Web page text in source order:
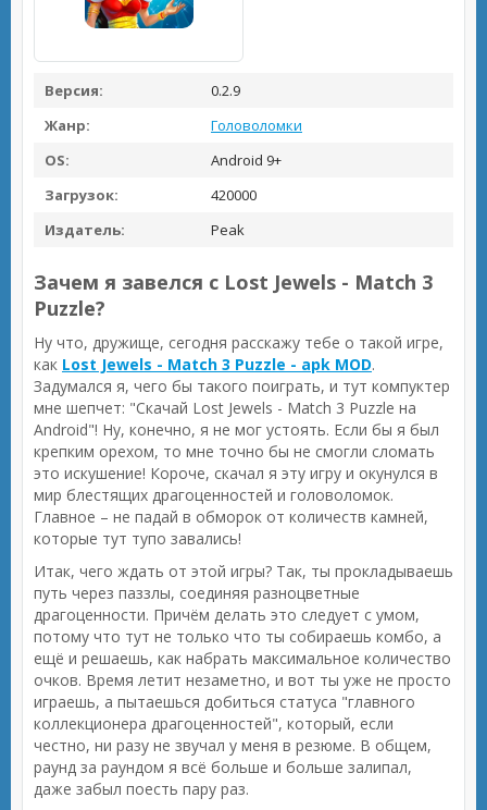
Версия:
0.2.9
Жанр:
Головоломки
OS:
Android 9+
Загрузок:
420000
Издатель:
Peak
Зачем я завелся с Lost Jewels - Match 3
Puzzle?
Ну что, дружище, сегодня расскажу тебе о такой игре,
как Lost Jewels - Match 3 Puzzle - apk MOD.
Задумался я, чего бы такого поиграть, и тут компуктер
мне шепчет: "Скачай Lost Jewels - Match 3 Puzzle на
Android"! Ну, конечно, я не мог устоять. Если бы я был
крепким орехом, то мне точно бы не смогли сломать
это искушение! Короче, скачал я эту игру и окунулся в
мир блестящих драгоценностей и головоломок.
Главное – не падай в обморок от количеств камней,
которые тут тупо завались!
Итак, чего ждать от этой игры? Так, ты прокладываешь
путь через паззлы, соединяя разноцветные
драгоценности. Причём делать это следует с умом,
потому что тут не только что ты собираешь комбо, а
ещё и решаешь, как набрать максимальное количество
очков. Время летит незаметно, и вот ты уже не просто
играешь, а пытаешься добиться статуса "главного
коллекционера драгоценностей", который, если
честно, ни разу не звучал у меня в резюме. В общем,
раунд за раундом я всё больше и больше залипал,
даже забыл поесть пару раз.